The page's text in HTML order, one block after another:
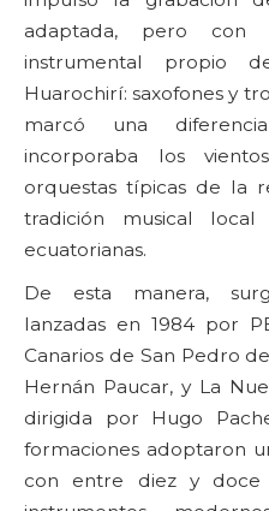
adaptada, pero con
instrumental propio
Huarochirí: saxofones y
marcó una
incorporaba los
orquestas típicas de la
tradición musical local
ecuatorianas.
De esta manera,
lanzadas en 1984 por
Canarios de San Pedro
Hernán Paucar, y La
dirigida por Hugo
formaciones adoptaron
con entre diez y doce